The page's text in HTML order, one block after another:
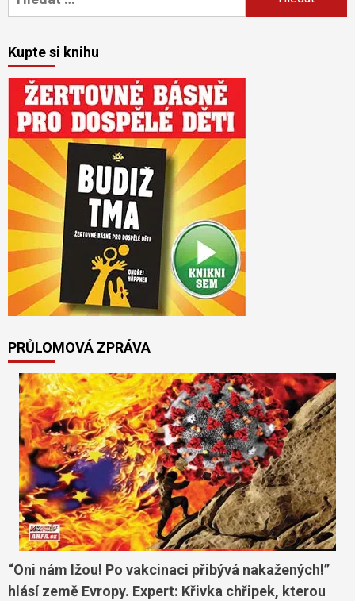
Kupte si knihu
PRŮLOMOVÁ ZPRÁVA
“Oni nám lžou! Po vakcinaci přibývá nakažených!”
hlásí země Evropy. Expert: Křivka chřipek, kterou